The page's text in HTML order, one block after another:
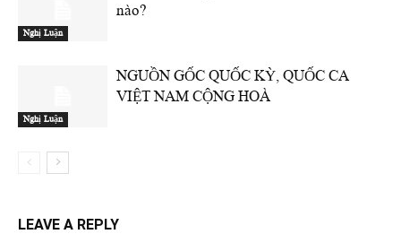
Nghị Luận
nào?
Nghị Luận
NGUỒN GỐC QUỐC KỲ, QUỐC CA
VIỆT NAM CỘNG HOÀ
LEAVE A REPLY